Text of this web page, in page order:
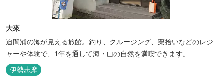
大來
迫間浦の海が見える旅館。釣り、クルージング、栗拾いなどのレジ
ャーや体験で、1年を通して海・山の自然を満喫できます。
伊勢志摩